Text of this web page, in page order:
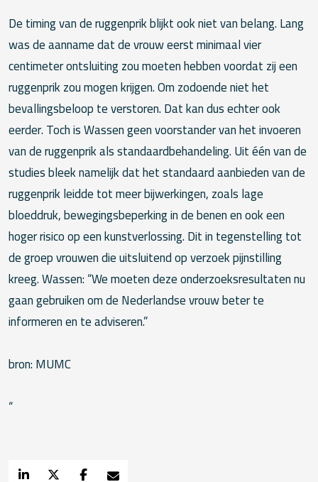
De timing van de ruggenprik blijkt ook niet van belang. Lang
was de aanname dat de vrouw eerst minimaal vier
centimeter ontsluiting zou moeten hebben voordat zij een
ruggenprik zou mogen krijgen. Om zodoende niet het
bevallingsbeloop te verstoren. Dat kan dus echter ook
eerder. Toch is Wassen geen voorstander van het invoeren
van de ruggenprik als standaardbehandeling. Uit één van de
studies bleek namelijk dat het standaard aanbieden van de
ruggenprik leidde tot meer bijwerkingen, zoals lage
bloeddruk, bewegingsbeperking in de benen en ook een
hoger risico op een kunstverlossing. Dit in tegenstelling tot
de groep vrouwen die uitsluitend op verzoek pijnstilling
kreeg. Wassen: “We moeten deze onderzoeksresultaten nu
gaan gebruiken om de Nederlandse vrouw beter te
informeren en te adviseren.”
bron: MUMC
“